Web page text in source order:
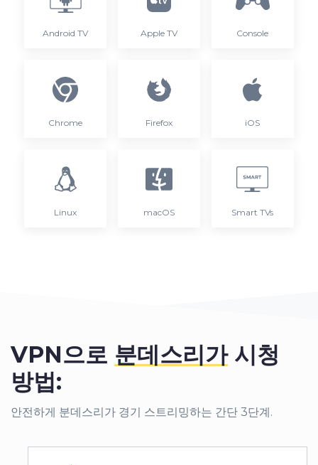
Android TV Apple TV Console
Chrome Firefox iOS
Linux macOS Smart TVs
VPN으로 분데스리가시청
방법:
안전하게 분데스리가 경기 스트리밍하는 간단 3단계.